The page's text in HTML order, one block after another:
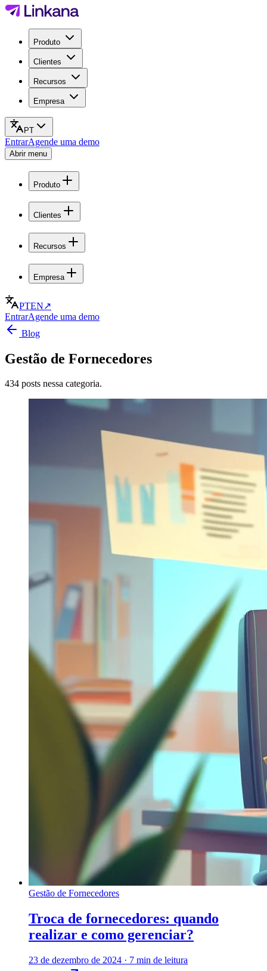
Produto
Clientes
Recursos
Empresa
PT
EntrarAgende uma demo
Abrir menu
Produto
Clientes
Recursos
Empresa
PTEN↗
EntrarAgende uma demo
Blog
Gestão de Fornecedores
434 posts nessa categoria.
Gestão de Fornecedores
Troca de fornecedores: quando
realizar e como gerenciar?
23 de dezembro de 2024 · 7 min de leitura